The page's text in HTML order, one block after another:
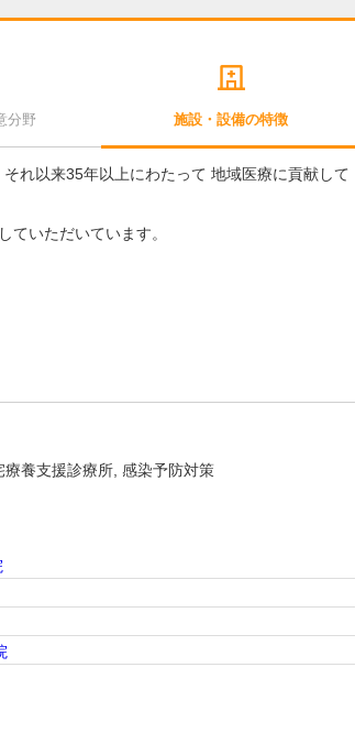
分野 施設・設備の特徴
れ以来35年以上にわたって 地域医療に貢献して
ていただいています。
療養支援診療所 感染予防対策